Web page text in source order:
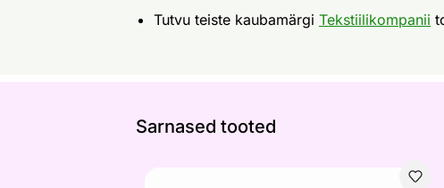
Tutvu teiste kaubamärgi Tekstiilikompanii
Sarnased tooted